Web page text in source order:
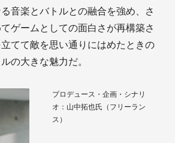
音楽とバトルとの融合を強め、さ
ゲームとしての面白さが再構築さ
てて敵を思い通りにはめたときの
の大きな魅力だ。
プロデュース・企画・シナリ
オ：山中拓也氏（フリーラン
ス）